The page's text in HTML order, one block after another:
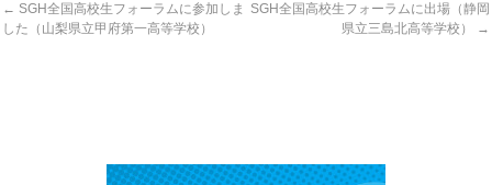
← SGH全国高校生フォーラムに参加しま
した（山梨県立甲府第一高等学校）
SGH全国高校生フォーラムに出場（静岡
県立三島北高等学校）
→